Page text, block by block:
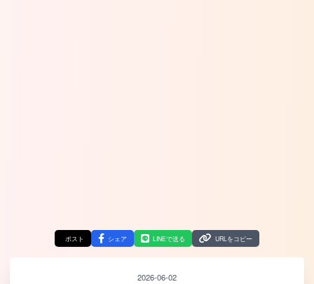
ポスト シェア LINEで送る URLをコピー
2026-06-02